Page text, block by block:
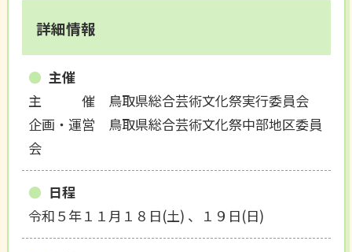
詳細情報
主催
主 催 鳥取県総合芸術文化祭実行委員会
企画・運営 鳥取県総合芸術文化祭中部地区委員
会
日程
令和５年１１月１８日(土) 、１９日(日)